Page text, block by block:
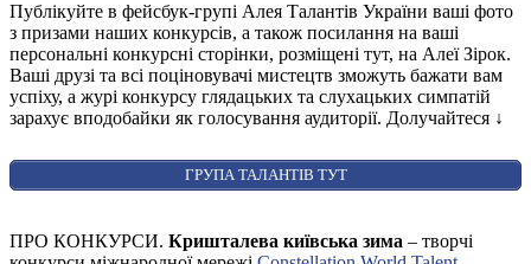
Публікуйте в фейсбук-групі Алея Талантів України ваші фото
з призами наших конкурсів, а також посилання на ваші
персональні конкурсні сторінки, розміщені тут, на Алеї Зірок.
Ваші друзі та всі поціновувачі мистецтв зможуть бажати вам
успіху, а журі конкурсу глядацьких та слухацьких симпатій
зарахує вподобайки як голосування аудиторії. Долучайтеся ↓
ГРУПА ТАЛАНТІВ ТУТ
ПРО КОНКУРСИ. Кришталева київська зима – творчі